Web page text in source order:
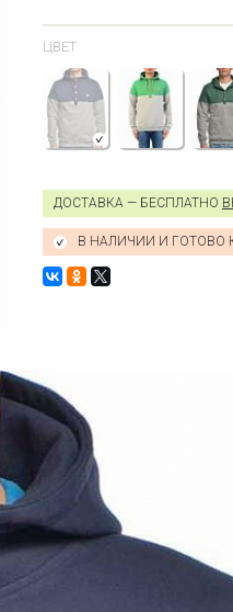
ЦВЕТ
ДОСТАВКА — БЕСПЛАТНО
В НАЛИЧИИ И ГОТОВО